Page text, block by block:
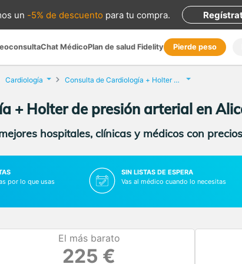
un -5% de descuento para tu compra.
Chat MédicoPlan de salud Fidelity Pierde peso
Cardiología Consulta de Cardiología + Holter de presión arterial
+ Holter de presión arterial en
hospitales, clínicas y médicos con
por lo que usas
SIN LISTAS DE ESPERA
Vas al médico cuando lo necesitas
El más barato
225 €